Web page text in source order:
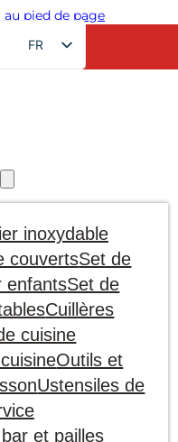
au pied de page
FR
EN
PT
KO
inoxydable
couvertsSet de
enfantsSet de
Cuillères
cuisine
Outils et
Ustensiles de
et pailles